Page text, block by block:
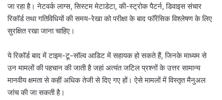
जा रहा है। नेटवर्क लाग्स, सिस्टम मेटाडेटा, की-स्ट्रोक पैटर्न, डिवाइस संचार
रिकॉर्ड तथा गतिविधियों की समय-रेखा को परीक्षा के बाद फॉरेंसिक विश्लेषण के लिए
सुरक्षित रखा जाना चाहिए।
ये रिकॉर्ड बाद में टाइम-टू-सॉल्व आडिट में सहायक हो सकते हैं, जिनके माध्यम से
उन मामलों की पहचान की जाती है जहां अत्यंत जटिल प्रश्नों के उत्तर सामान्य
मानवीय क्षमता से कहीं अधिक तेजी से दिए गए हों। ऐसे मामलों में विस्तृत मैनुअल
जांच की जा सकती है।